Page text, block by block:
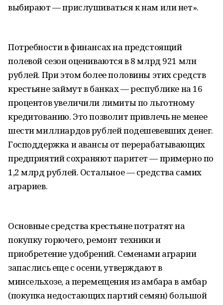
выбирают — прислушиваться к нам или нет».
Потребности в финансах на предстоящий
полевой сезон оцениваются в 8 млрд 921 млн
рублей. При этом более половины этих средств
крестьяне займут в банках — республике на 16
процентов увеличили лимиты по льготному
кредитованию. Это позволит привлечь не менее
шести миллиардов рублей подешевевших денег.
Господдержка и авансы от перерабатывающих
предприятий сохраняют паритет — примерно по
1,2 млрд рублей. Остальное — средства самих
аграриев.
Основные средства крестьяне потратят на
покупку горючего, ремонт техники и
приобретение удобрений. Семенами аграрии
запаслись еще с осени, утверждают в
минсельхозе, а перемещения из амбара в амбар
(покупка недостающих партий семян) большой